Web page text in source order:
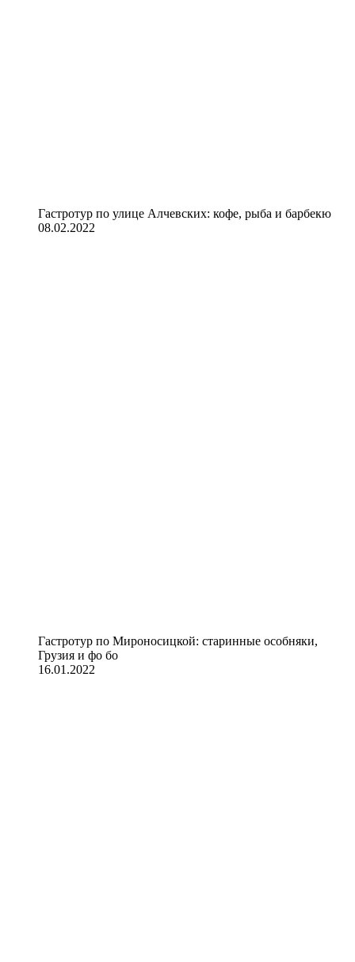
Гастротур по улице Алчевских: кофе, рыба и барбекю
08.02.2022
Гастротур по Мироносицкой: старинные особняки,
Грузия и фо бо
16.01.2022